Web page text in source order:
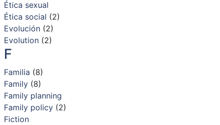
Ética sexual
Ética social (2)
Evolución(2)
Evolution(2)
F
Familia (8)
Family(8)
Family planning
Family policy(2)
Fiction